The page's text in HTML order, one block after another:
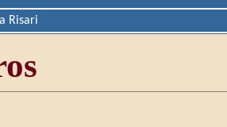
Risari